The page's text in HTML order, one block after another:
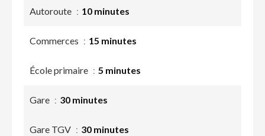
Autoroute 10 minutes
Commerces 15 minutes
École primaire 5 minutes
Gare 30 minutes
Gare TGV 30 minutes